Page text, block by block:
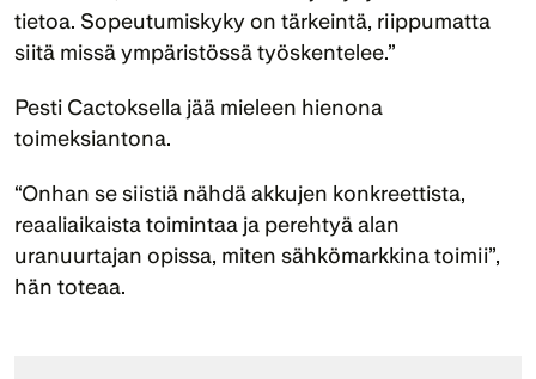
tietoa. Sopeutumiskyky on tärkeintä, riippumatta
siitä missä ympäristössä työskentelee.”
Pesti Cactoksella jää mieleen hienona
toimeksiantona.
“Onhan se siistiä nähdä akkujen konkreettista,
reaaliaikaista toimintaa ja perehtyä alan
uranuurtajan opissa, miten sähkömarkkina toimii”,
hän toteaa.